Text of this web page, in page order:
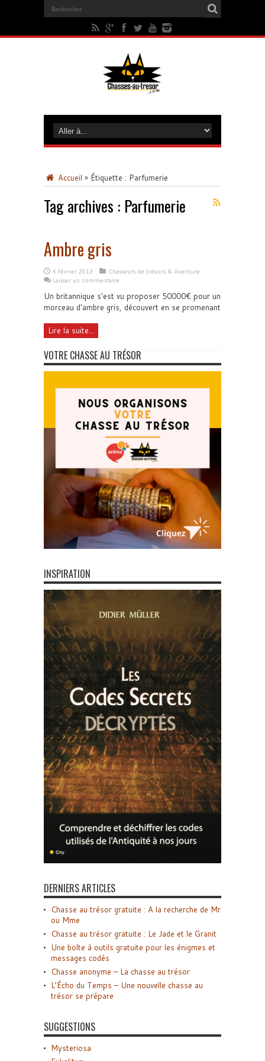
Accueil » Étiquette : Parfumerie
Tag archives : Parfumerie
Ambre gris
4 février 2013
Chasseurs de trésors & Aventure
Laisser un commentaire
Un britannique s'est vu proposer 50000€ pour un
morceau d'ambre gris, découvert en se promenant
Lire la suite...
VOTRE CHASSE AU TRÉSOR
INSPIRATION
DERNIERS ARTICLES
Chasse au trésor gratuite : A la recherche de Mr
ou Mme
Chasse au trésor gratuite : Le Jade et le Granit
Une boîte à outils gratuite pour les énigmes et
messages codés
Chasse anonyme – La chasse au trésor
L’Écho du Temps – Une nouvelle chasse au
trésor se prépare
SUGGESTIONS
Mysteriosa